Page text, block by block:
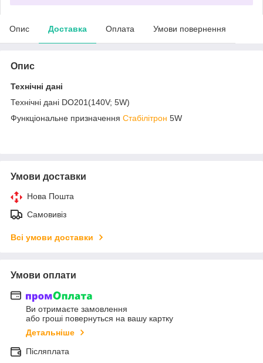
Опис Доставка Оплата Умови повернення
Опис
Технічні дані
Технічні дані DO201(140V; 5W)
Функціональне призначення Стабілітрон 5W
Умови доставки
Нова Пошта
Самовивіз
Всі умови доставки
Умови оплати
Ви отримаєте замовлення
або гроші повернуться на вашу картку
Детальніше
Післяплата